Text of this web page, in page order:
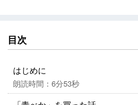
殻を焼いて石灰を作る工場
めの釣舟屋と、ごったくや
のが、他の町とは違った性
※本作品中には、今日からす
ますが、作品の時代背景と
目次
はじめに
朗読時間：6分53秒